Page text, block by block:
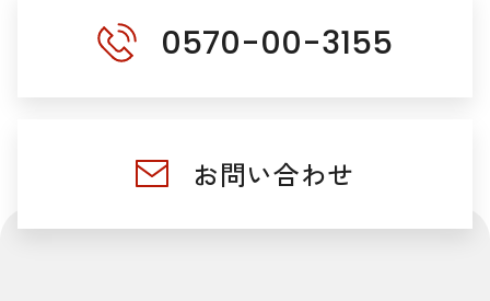
0570-00-3155
お問い合わせ